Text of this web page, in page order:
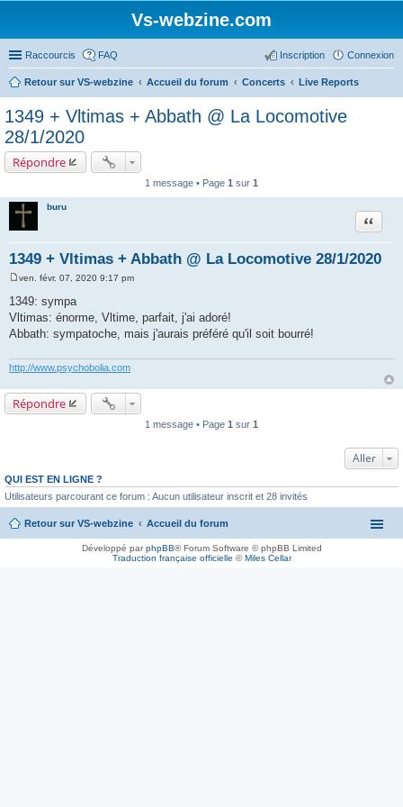
Vs-webzine.com
Raccourcis FAQ Connexion
Inscription
Retour sur VS-webzine Accueil du forum Concerts Live Reports
1349 + Vltimas + Abbath @ La Locomotive
28/1/2020
Répondre
1 message • Page 1 sur 1
buru
1349 + Vltimas + Abbath @ La Locomotive 28/1/2020
Citer
e
s
s
a
g
ven. févr. 07, 2020 9:17 pm
1349: sympa
Vltimas: énorme, Vltime, parfait, j'ai adoré!
Abbath: sympatoche, mais j'aurais préféré qu'il soit bourré!
http://www.psychobolia.com
Répondre
1 message • Page 1 sur 1
Aller
QUI EST EN LIGNE ?
Utilisateurs parcourant ce forum : Aucun utilisateur inscrit et 28 invités
Retour sur VS-webzine Accueil du forum
Développé parphpBB® Forum Software © phpBB Limited
Traduction française officielle ©Miles Cellar